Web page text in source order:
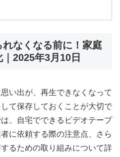
れなくなる前に！家庭
2025年3月10日
い出が、再生できなくなって
て保存しておくことが大切で
、自宅でできるビデオテープ
に依頼する際の注意点、さら
るための取り組みについて詳